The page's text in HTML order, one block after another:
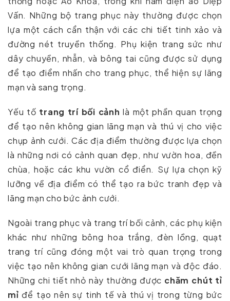
Vấn. Những bộ trang phục này thường được chọn
lựa một cách cẩn thận với các chi tiết tinh xảo và
đường nét truyền thống. Phụ kiện trang sức như
dây chuyền, nhẫn, và bông tai cũng được sử dụng
để tạo điểm nhấn cho trang phục, thể hiện sự lãng
mạn và sang trọng.
Yếu tố trang trí bối cảnh là một phần quan trọng
để tạo nên không gian lãng mạn và thú vị cho việc
chụp ảnh cưới. Các địa điểm thường được lựa chọn
là những nơi có cảnh quan đẹp, như vườn hoa, đền
chùa, hoặc các khu vườn cổ điển. Sự lựa chọn kỹ
lưỡng về địa điểm có thể tạo ra bức tranh đẹp và
lãng mạn cho bức ảnh cưới.
Ngoài trang phục và trang trí bối cảnh, các phụ kiện
khác như những bông hoa trắng, đèn lồng, quạt
trang trí cũng đóng một vai trò quan trọng trong
việc tạo nên không gian cưới lãng mạn và độc đáo.
Những chi tiết nhỏ này thường được chăm chút tỉ
mỉ để tạo nên sự tinh tế và thú vị trong từng bức